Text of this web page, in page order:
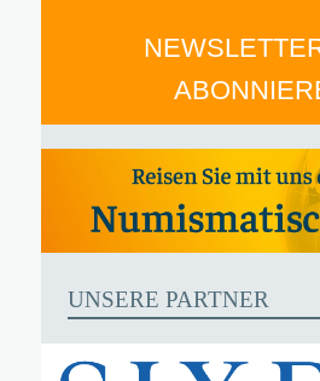
UNSERE PARTNER